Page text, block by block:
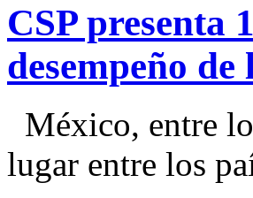
CSP presenta
desempeño
México, entre
lugar entre los